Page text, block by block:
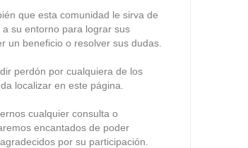
que esta comunidad le sirva de
su entorno para lograr sus
un beneficio o resolver sus dudas.
perdón por cualquiera de los
localizar en este página.
cualquier consulta o
encantados de poder
por su participación.